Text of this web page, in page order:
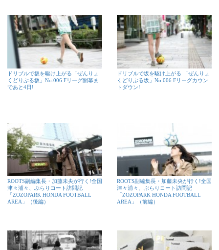
ドリブルで坂を駆け上がる「ぜんりょ
くどりぶる坂」No.006 Fリーグ開幕ま
であと4日!
ドリブルで坂を駆け上がる 「ぜんりょ
くどりぶる坂」No.006 Fリーグカウン
トダウン!
ROOTS副編集長・加藤未央が行く!全国
津々浦々、ぶらりコート訪問記
「ZOZOPARK HONDA FOOTBALL
AREA」（後編）
ROOTS副編集長・加藤未央が行く!全国
津々浦々、ぶらりコート訪問記
「ZOZOPARK HONDA FOOTBALL
AREA」（前編）